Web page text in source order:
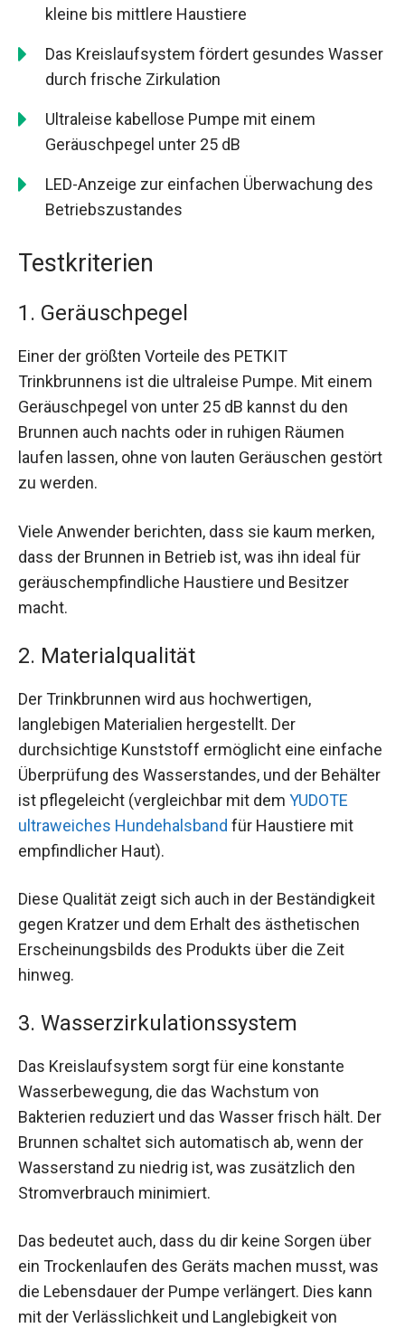
kleine bis mittlere Haustiere
Das Kreislaufsystem fördert gesundes Wasser
durch frische Zirkulation
Ultraleise kabellose Pumpe mit einem
Geräuschpegel unter 25 dB
LED-Anzeige zur einfachen Überwachung des
Betriebszustandes
Testkriterien
1. Geräuschpegel
Einer der größten Vorteile des PETKIT
Trinkbrunnens ist die ultraleise Pumpe. Mit einem
Geräuschpegel von unter 25 dB kannst du den
Brunnen auch nachts oder in ruhigen Räumen
laufen lassen, ohne von lauten Geräuschen gestört
zu werden.
Viele Anwender berichten, dass sie kaum merken,
dass der Brunnen in Betrieb ist, was ihn ideal für
geräuschempfindliche Haustiere und Besitzer
macht.
2. Materialqualität
Der Trinkbrunnen wird aus hochwertigen,
langlebigen Materialien hergestellt. Der
durchsichtige Kunststoff ermöglicht eine einfache
Überprüfung des Wasserstandes, und der Behälter
ist pflegeleicht (vergleichbar mit dem YUDOTE
ultraweiches Hundehalsband für Haustiere mit
empfindlicher Haut).
Diese Qualität zeigt sich auch in der Beständigkeit
gegen Kratzer und dem Erhalt des ästhetischen
Erscheinungsbilds des Produkts über die Zeit
hinweg.
3. Wasserzirkulationssystem
Das Kreislaufsystem sorgt für eine konstante
Wasserbewegung, die das Wachstum von
Bakterien reduziert und das Wasser frisch hält. Der
Brunnen schaltet sich automatisch ab, wenn der
Wasserstand zu niedrig ist, was zusätzlich den
Stromverbrauch minimiert.
Das bedeutet auch, dass du dir keine Sorgen über
ein Trockenlaufen des Geräts machen musst, was
die Lebensdauer der Pumpe verlängert. Dies kann
mit der Verlässlichkeit und Langlebigkeit von